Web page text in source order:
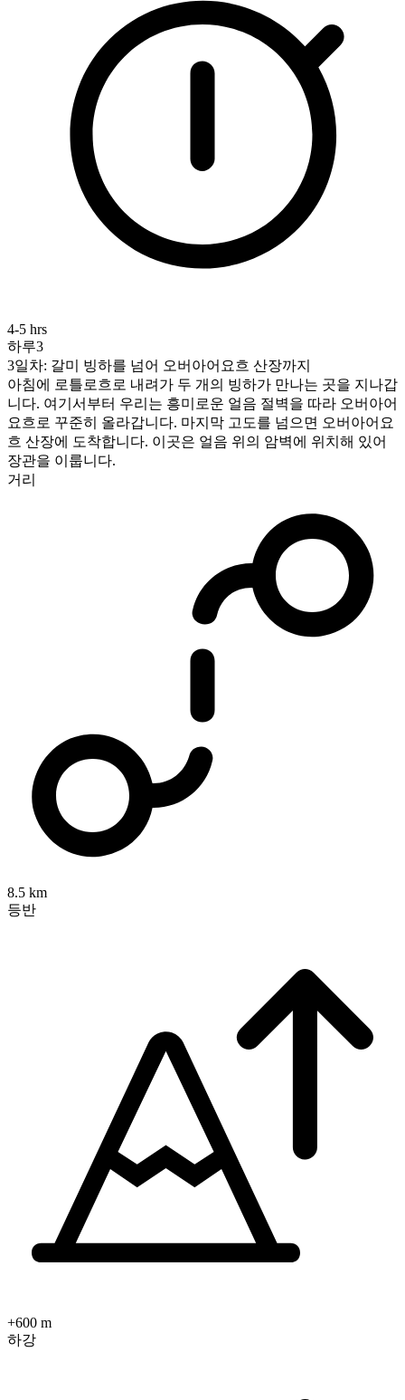
4-5 hrs
하루3
3일차: 갈미 빙하를 넘어 오버아어요흐 산장까지
아침에 로틀로흐로 내려가 두 개의 빙하가 만나는 곳을 지나갑
니다. 여기서부터 우리는 흥미로운 얼음 절벽을 따라 오버아어
요흐로 꾸준히 올라갑니다. 마지막 고도를 넘으면 오버아어요
흐 산장에 도착합니다. 이곳은 얼음 위의 암벽에 위치해 있어
장관을 이룹니다.
거리
8.5 km
등반
+600 m
하강